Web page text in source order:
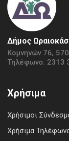
Δήμος
Κομνηνών 76,
Τηλέφωνο: 2313
Χρήσιμα
Χρήσιμοι
Χρήσιμα